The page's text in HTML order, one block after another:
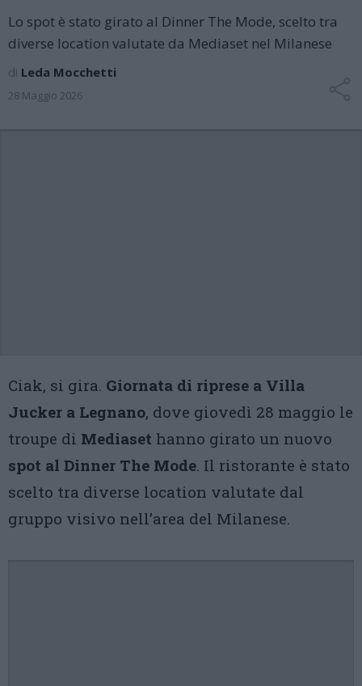
Lo spot è stato girato al Dinner The Mode, scelto tra
diverse location valutate da Mediaset nel Milanese
di Leda Mocchetti
28 Maggio 2026
Ciak, si gira. Giornata di riprese a Villa
Jucker a Legnano, dove giovedì 28 maggio le
troupe di Mediaset hanno girato un nuovo
spot al Dinner The Mode. Il ristorante è stato
scelto tra diverse location valutate dal
gruppo visivo nell’area del Milanese.